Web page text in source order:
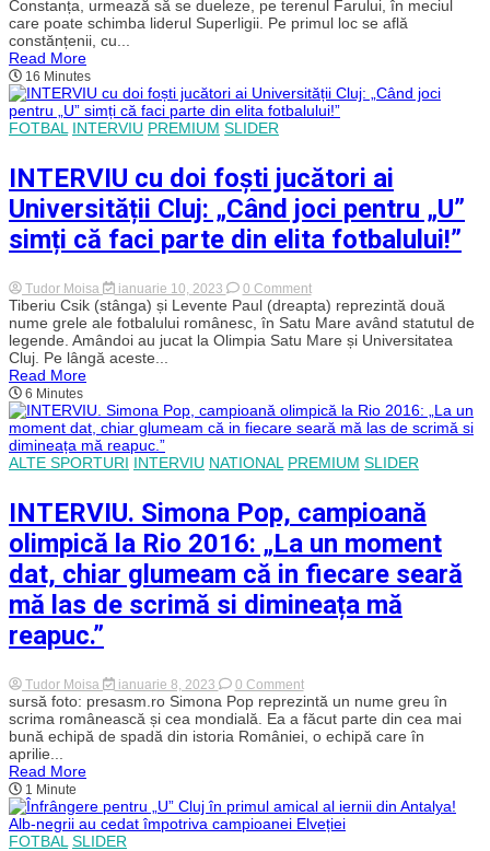
înaintea
partidei
„Eu
știu
ce
la
Constanța,
sper
să
și
Constanța, urmează să se dueleze, pe terenul Farului, în meciul
care poate schimba liderul Superligii. Pe primul loc se află
constănțenii, cu...
Read More
16 Minutes
FOTBAL INTERVIU PREMIUM SLIDER
INTERVIU cu doi foști jucători ai
Universității Cluj: „Când joci pentru „U”
simți că faci parte din elita fotbalului!”
Tudor Moisa ianuarie 10, 2023 0 Commenton
INTERVIU
cu
doi
foști
Cluj:
„Când
joci
pentru
„U”
faci
din
elita
fotbalului!”
Tiberiu Csik (stânga) și Levente Paul (dreapta) reprezintă două
nume grele ale fotbalului românesc, în Satu Mare având statutul de
legende. Amândoi au jucat la Olimpia Satu Mare și Universitatea
Cluj. Pe lângă aceste...
Read More
6 Minutes
ALTE SPORTURI INTERVIU NATIONAL PREMIUM SLIDER
INTERVIU. Simona Pop, campioană
olimpică la Rio 2016: „La un moment
dat, chiar glumeam că in fiecare seară
mă las de scrimă si dimineața mă
reapuc.”
Tudor Moisa ianuarie 8, 2023 0 Commenton
INTERVIU.
Simona
Pop,
campioană
2016:
„La
un
sursă foto: presasm.ro Simona Pop reprezintă un nume greu în
scrima românească și cea mondială. Ea a făcut parte din cea mai
bună echipă de spadă din istoria României, o echipă care în
aprilie...
Read More
1 Minute
FOTBAL SLIDER